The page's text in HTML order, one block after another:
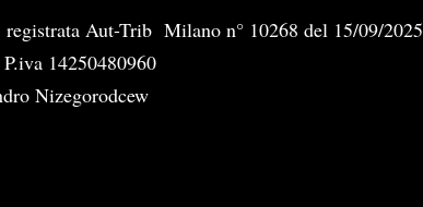
registrata Aut-Trib Milano n° 10268 del 15/09/2025
14250480960
Nizegorodcew